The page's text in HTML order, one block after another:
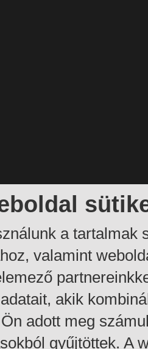
a tartalmak
valamint
akik
adott meg
gyűjtöttek. A